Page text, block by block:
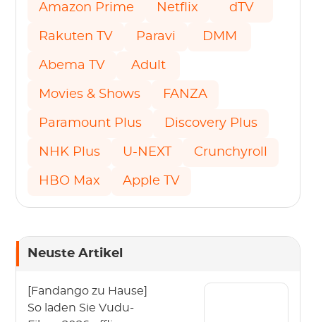
Amazon Prime Netflix dTV
Rakuten TV Paravi DMM
Abema TV Adult
Movies & Shows FANZA
Paramount Plus Discovery Plus
NHK Plus U-NEXT Crunchyroll
HBO Max Apple TV
Neuste Artikel
[Fandango zu Hause]
So laden Sie Vudu-